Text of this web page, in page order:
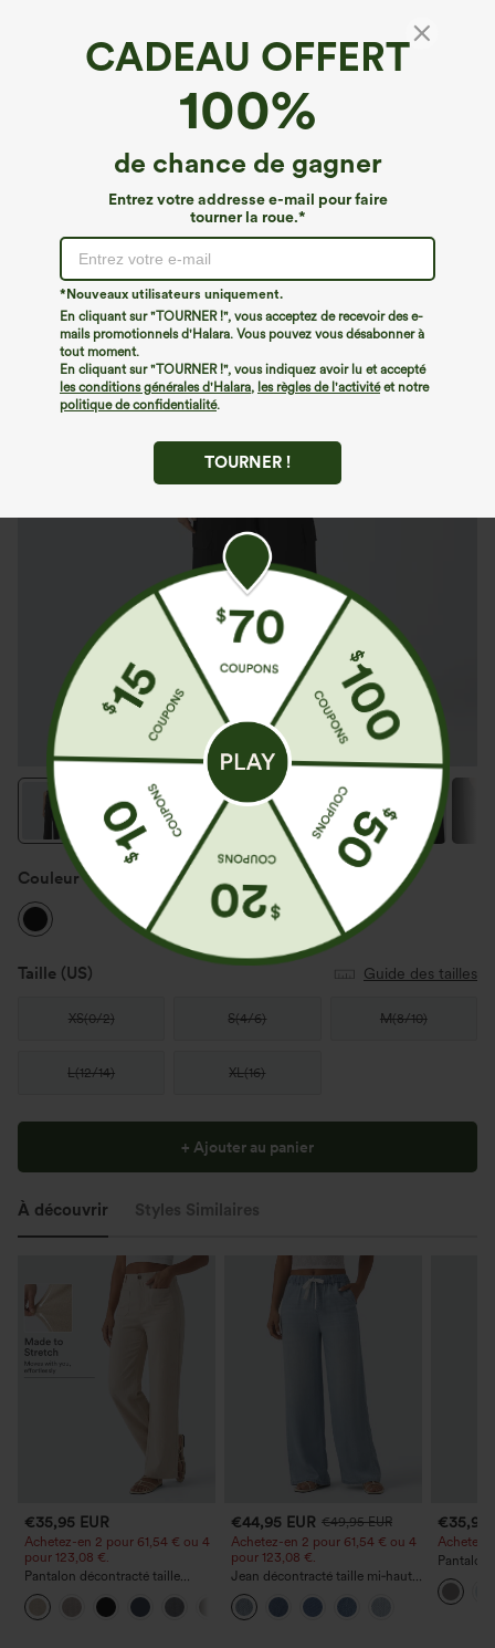
CADEAU OFFERT
100%
de chance de gagner
Entrez votre addresse e-mail pour faire
tourner la roue.*
*Nouveaux utilisateurs uniquement.
En cliquant sur "TOURNER !", vous acceptez de recevoir des e-
mails promotionnels d'Halara. Vous pouvez vous désabonner à
tout moment.
En cliquant sur "TOURNER !", vous indiquez avoir lu et accepté
les conditions générales d'Halara, les règles de l'activitéet notre
politique de confidentialité.
TOURNER !
Breezeful™*
Breezeful™ Combinaison sans manches à
encolure ronde, avec poches, coupe droite,
€22,95 EUR €53,95 EUR
Couleur Noir
Taille (US) Guide des tailles
XS(0/2) S(4/6) M(8/10)
L(12/14) XL(16)
+ Ajouter au panier
À découvrir Styles Similaires
€35,95 EUR
Achetez-en 2 pour 61,54 € ou 4
pour 123,08 €.
Pantalon décontracté taille
haute à jambe droite, effet lin,
avec poches
€44,95 EUR €49,95 EUR
Achetez-en 2 pour 61,54 € ou 4
pour 123,08 €.
Jean décontracté taille mi‑haute,
à cordon de serrage, avec
poches
€35,95
Achetez-
Pantalon
poches